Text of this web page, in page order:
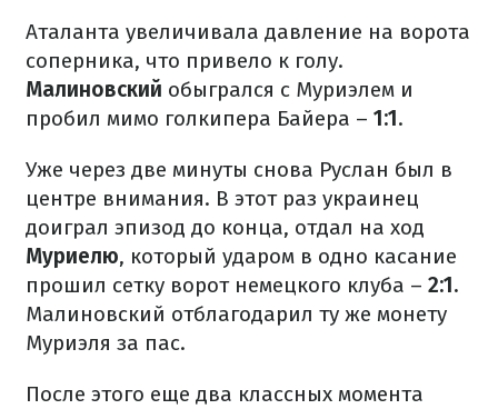
Аталанта увеличивала давление на ворота
соперника, что привело к голу.
Малиновский обыгрался с Муриэлем и
пробил мимо голкипера Байера – 1:1.
Уже через две минуты снова Руслан был в
центре внимания. В этот раз украинец
доиграл эпизод до конца, отдал на ход
Муриелю, который ударом в одно касание
прошил сетку ворот немецкого клуба – 2:1.
Малиновский отблагодарил ту же монету
Муриэля за пас.
После этого еще два классных момента